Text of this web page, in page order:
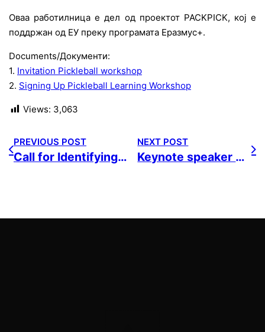
Оваа работилница е дел од проектот PACKPICK, кој е
поддржан од ЕУ преку програмата Еразмус+.
Documents/Документи:
1. Invitation Pickleball workshop
2. Signing Up Pickleball Learning Workshop
Views: 3,063
PREVIOUS POST
Call for Identifying Good Practices in Youth Engagement for Public Space Creation
NEXT POST
Keynote speaker at EU & Sport Conference in France